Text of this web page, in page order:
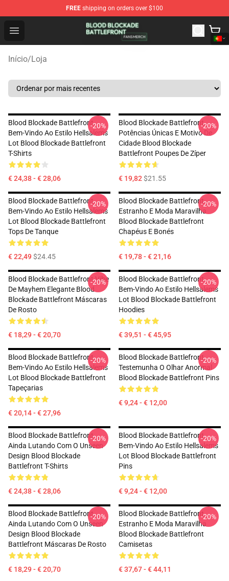
FREE shipping on orders over $100
Open menu
Blood Blockade Battlefront Shop - Official Blood
Início/Loja
Blood Blockade Battlefront
Bem-Vindo Ao Estilo Hellsalems
Lot Blood Blockade Battlefront
T-Shirts
€ 24,38 - € 28,06
-20%
Blood Blockade Battlefront
Potências Únicas E Motivo De
Cidade Blood Blockade
Battlefront Poupes De Zíper
€ 19,82$21.55
-20%
Blood Blockade Battlefront
Bem-Vindo Ao Estilo Hellsalems
Lot Blood Blockade Battlefront
Tops De Tanque
€ 22,49$24.45
-20%
Blood Blockade Battlefront
Estranho E Moda Maravilha
Blood Blockade Battlefront
Chapéus E Bonés
€ 19,78 - € 21,16
-20%
Blood Blockade Battlefront Vibe
De Mayhem Elegante Blood
Blockade Battlefront Máscaras
De Rosto
€ 18,29 - € 20,70
-20%
Blood Blockade Battlefront
Bem-Vindo Ao Estilo Hellsalems
Lot Blood Blockade Battlefront
Hoodies
€ 39,51 - € 45,95
-20%
Blood Blockade Battlefront
Bem-Vindo Ao Estilo Hellsalems
Lot Blood Blockade Battlefront
Tapeçarias
€ 20,14 - € 27,96
-20%
Blood Blockade Battlefront
Testemunha O Olhar Anormal
Blood Blockade Battlefront Pins
€ 9,24 - € 12,00
-20%
Blood Blockade Battlefront
Ainda Lutando Com O Unseen
Design Blood Blockade
Battlefront T-Shirts
€ 24,38 - € 28,06
-20%
Blood Blockade Battlefront
Bem-Vindo Ao Estilo Hellsalems
Lot Blood Blockade Battlefront
Pins
€ 9,24 - € 12,00
-20%
Blood Blockade Battlefront
Ainda Lutando Com O Unseen
Design Blood Blockade
Battlefront Máscaras De Rosto
€ 18,29 - € 20,70
-20%
Blood Blockade Battlefront
Estranho E Moda Maravilha
Blood Blockade Battlefront
Camisetas
€ 37,67 - € 44,11
-20%